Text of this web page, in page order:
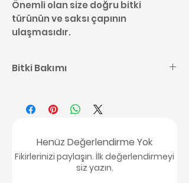
Önemli olan size doğru bitki
türünün ve saksı çapının
ulaşmasıdır.
Bitki Bakımı
bilgilere buradan
ulaşabilirsiniz,
tıklayınız.
Henüz Değerlendirme Yok
Fikirlerinizi paylaşın. İlk değerlendirmeyi
siz yazın.